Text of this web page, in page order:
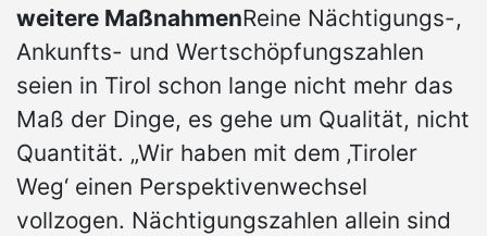
weitere MaßnahmenReine Nächtigungs-,
Ankunfts- und Wertschöpfungszahlen
seien in Tirol schon lange nicht mehr das
Maß der Dinge, es gehe um Qualität, nicht
Quantität. „Wir haben mit dem ‚Tiroler
Weg‘ einen Perspektivenwechsel
vollzogen. Nächtigungszahlen allein sind